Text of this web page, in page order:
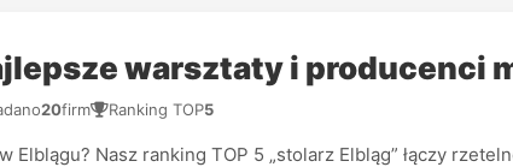
warsztaty i producenci
20firm Ranking TOP5
Elblągu? Nasz ranking TOP 5 „stolarz Elbląg” łączy